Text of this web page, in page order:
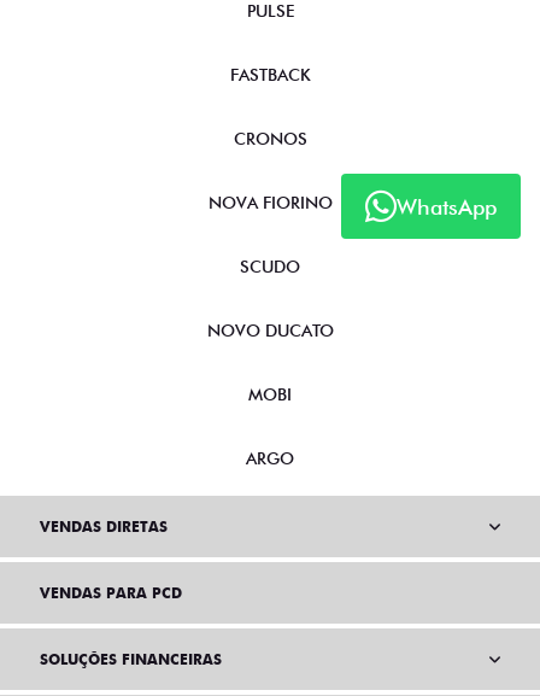
WhatsApp
PULSE
FASTBACK
CRONOS
NOVA FIORINO
SCUDO
NOVO DUCATO
MOBI
ARGO
VENDAS DIRETAS
VENDAS PARA PCD
SOLUÇÕES FINANCEIRAS